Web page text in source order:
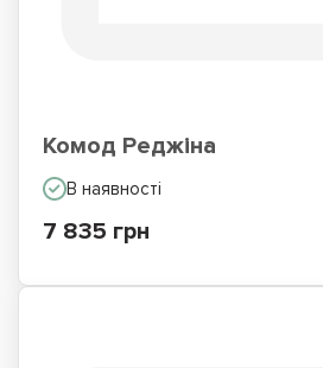
Комод Реджіна
В наявності
7 835 грн